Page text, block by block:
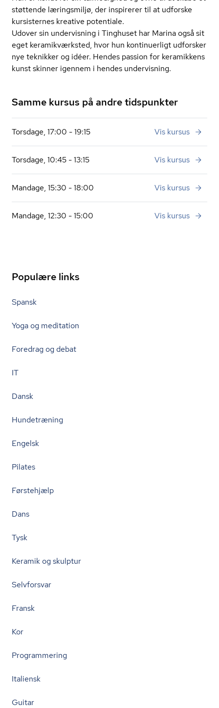
støttende læringsmiljø, der inspirerer til at udforske
kursisternes kreative potentiale.
Udover sin undervisning i Tinghuset har Marina også sit
eget ke­ra­mi­k­værk­sted, hvor hun kontinuerligt udforsker
nye teknikker og idéer. Hendes passion for keramikkens
kunst skinner igennem i hendes undervisning.
Samme kursus på andre tidspunkter
Torsdage, 17:00 - 19:15 Vis kursus
Torsdage, 10:45 - 13:15 Vis kursus
Mandage, 15:30 - 18:00 Vis kursus
Mandage, 12:30 - 15:00 Vis kursus
Populære links
Spansk
Yoga og meditation
Foredrag og debat
IT
Dansk
Hundetræning
Engelsk
Pilates
Førstehjælp
Dans
Tysk
Keramik og skulptur
Selvforsvar
Fransk
Kor
Programmering
Italiensk
Guitar